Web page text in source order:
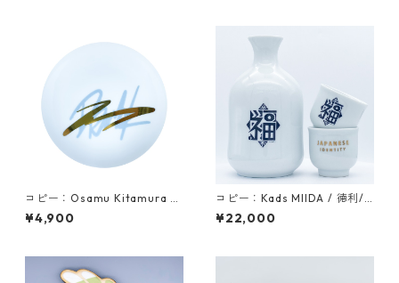
コピー：Osamu Kitamura /
豆皿 / color1
¥4,900
コピー：Kads MIIDA / 徳利/
盃
¥22,000